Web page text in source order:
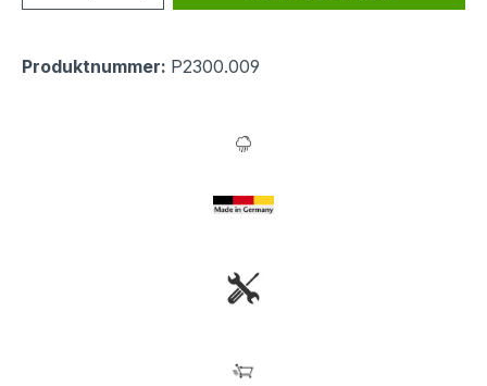
Produktnummer: P2300.009